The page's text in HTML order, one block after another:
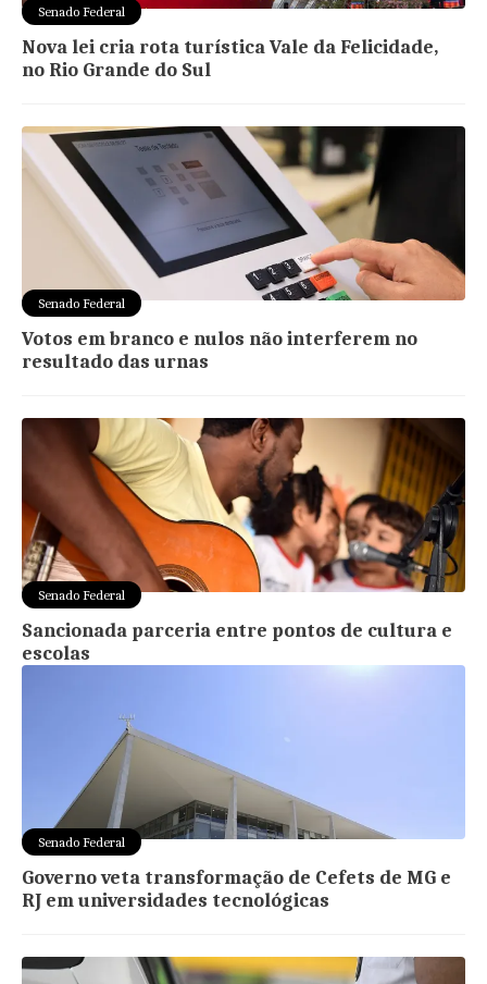
Senado Federal
Nova lei cria rota turística Vale da Felicidade,
no Rio Grande do Sul
Senado Federal
Votos em branco e nulos não interferem no
resultado das urnas
Senado Federal
Sancionada parceria entre pontos de cultura e
escolas
Senado Federal
Governo veta transformação de Cefets de MG e
RJ em universidades tecnológicas